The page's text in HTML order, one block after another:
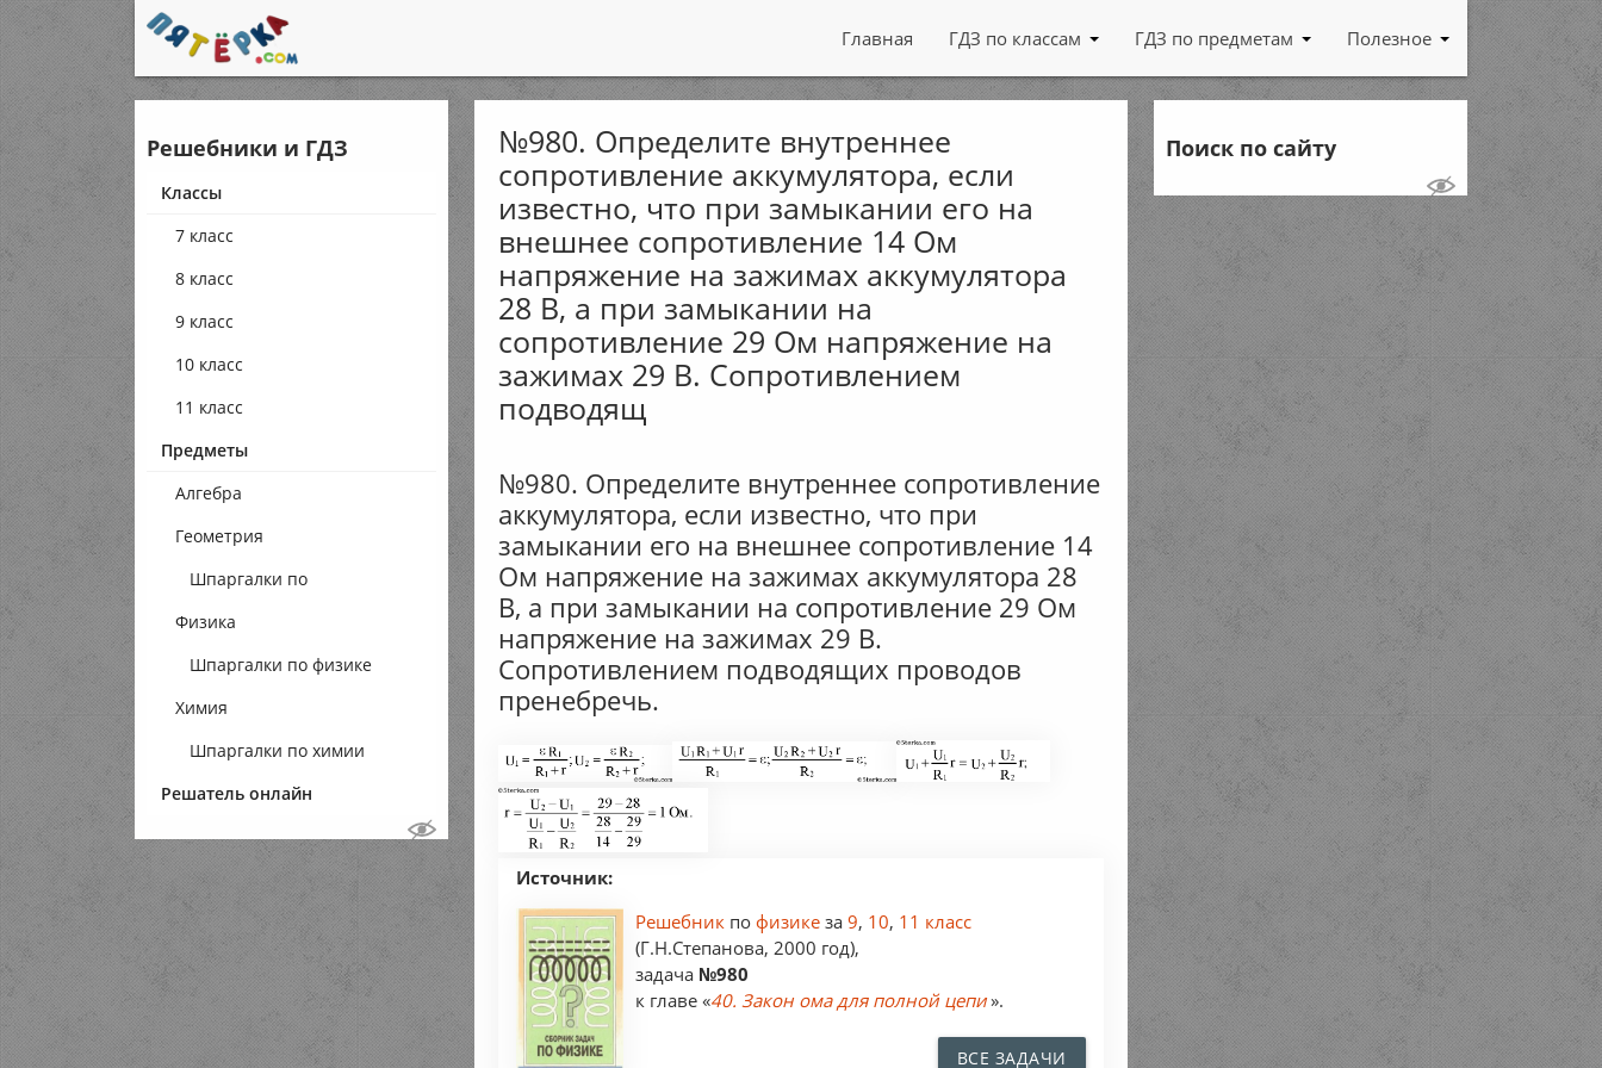
Главная ГДЗ по классам ГДЗ по предметам Полезное
Решебники и ГДЗ
Классы
7 класс
8 класс
9 класс
10 класс
11 класс
Предметы
Алгебра
Геометрия
Шпаргалки по
геометрии
Физика
Шпаргалки по физике
Химия
Шпаргалки по химии
Решатель онлайн
№980. Определите внутреннее
сопротивление аккумулятора, если
известно, что при замыкании его на
внешнее сопротивление 14 Ом
напряжение на зажимах аккумулятора
28 В, а при замыкании на
сопротивление 29 Ом напряжение на
зажимах 29 В. Сопротивлением
подводящ
№980. Определите внутреннее сопротивление
аккумулятора, если известно, что при
замыкании его на внешнее сопротивление 14
Ом напряжение на зажимах аккумулятора 28
В, а при замыкании на сопротивление 29 Ом
напряжение на зажимах 29 В.
Сопротивлением подводящих проводов
пренебречь.
Источник:
Решебник пофизикеза9, 10, 11 класс
(Г.Н.Степанова, 2000 год),
задача №980
к главе «40. Закон ома для полной цепи».
ВСЕ ЗАДАЧИ
Поиск по сайту